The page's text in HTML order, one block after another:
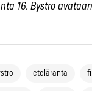
16. Bystro
eteläranta